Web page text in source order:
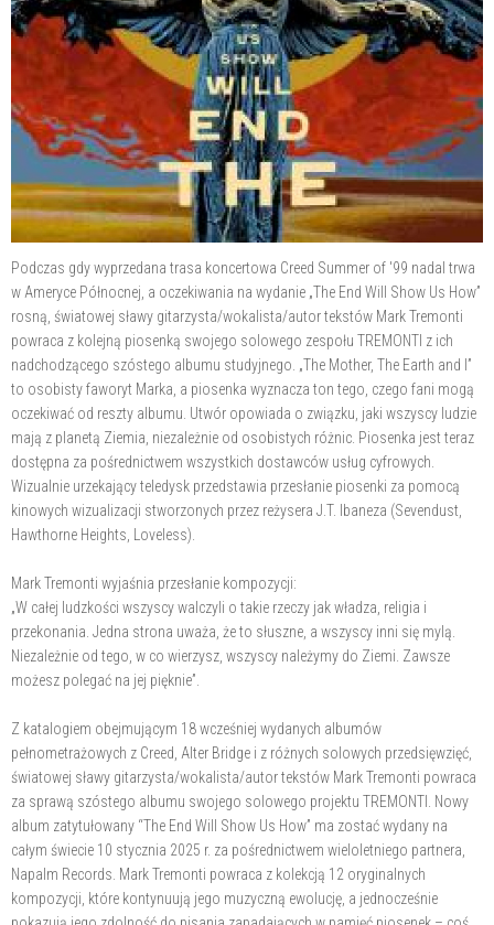
Podczas gdy wyprzedana trasa koncertowa Creed Summer of '99 nadal trwa
w Ameryce Północnej, a oczekiwania na wydanie „The End Will Show Us How”
rosną, światowej sławy gitarzysta/wokalista/autor tekstów Mark Tremonti
powraca z kolejną piosenką swojego solowego zespołu TREMONTI z ich
nadchodzącego szóstego albumu studyjnego. „The Mother, The Earth and I”
to osobisty faworyt Marka, a piosenka wyznacza ton tego, czego fani mogą
oczekiwać od reszty albumu. Utwór opowiada o związku, jaki wszyscy ludzie
mają z planetą Ziemia, niezależnie od osobistych różnic. Piosenka jest teraz
dostępna za pośrednictwem wszystkich dostawców usług cyfrowych.
Wizualnie urzekający teledysk przedstawia przesłanie piosenki za pomocą
kinowych wizualizacji stworzonych przez reżysera J.T. Ibaneza (Sevendust,
Hawthorne Heights, Loveless).
Mark Tremonti wyjaśnia przesłanie kompozycji:
„W całej ludzkości wszyscy walczyli o takie rzeczy jak władza, religia i
przekonania. Jedna strona uważa, że to słuszne, a wszyscy inni się mylą.
Niezależnie od tego, w co wierzysz, wszyscy należymy do Ziemi. Zawsze
możesz polegać na jej pięknie”.
Z katalogiem obejmującym 18 wcześniej wydanych albumów
pełnometrażowych z Creed, Alter Bridge i z różnych solowych przedsięwzięć,
światowej sławy gitarzysta/wokalista/autor tekstów Mark Tremonti powraca
za sprawą szóstego albumu swojego solowego projektu TREMONTI. Nowy
album zatytułowany “The End Will Show Us How” ma zostać wydany na
całym świecie 10 stycznia 2025 r. za pośrednictwem wieloletniego partnera,
Napalm Records. Mark Tremonti powraca z kolekcją 12 oryginalnych
kompozycji, które kontynuują jego muzyczną ewolucję, a jednocześnie